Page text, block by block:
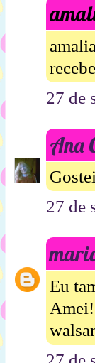
27 de
Ana
27 de
Eu
Amei!